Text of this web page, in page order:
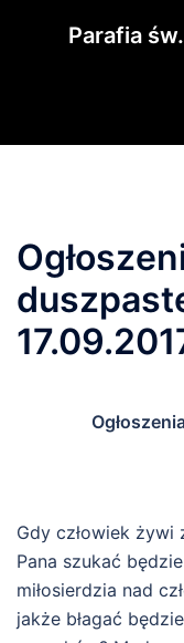
Parafia
Ogłoszenia
Gdy człowiek żywi
Pana szukać
miłosierdzia nad
jakże błagać